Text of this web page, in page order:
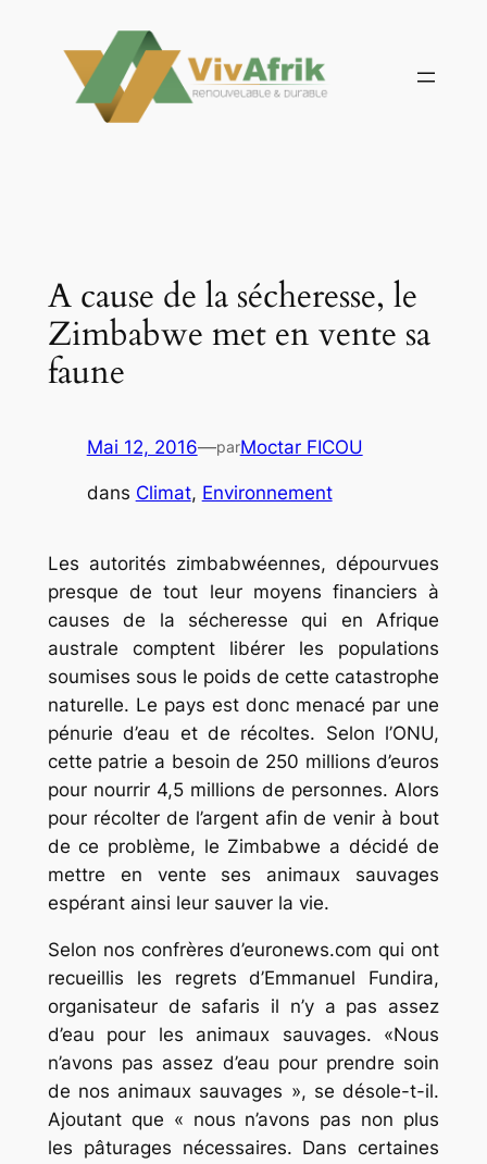
contenu
A cause de la sécheresse, le
Zimbabwe met en vente sa
faune
Mai 12, 2016—parMoctar FICOU
dans Climat, Environnement
Les autorités zimbabwéennes, dépourvues
presque de tout leur moyens financiers à
causes de la sécheresse qui en Afrique
australe comptent libérer les populations
soumises sous le poids de cette catastrophe
naturelle. Le pays est donc menacé par une
pénurie d’eau et de récoltes. Selon l’ONU,
cette patrie a besoin de 250 millions d’euros
pour nourrir 4,5 millions de personnes. Alors
pour récolter de l’argent afin de venir à bout
de ce problème, le Zimbabwe a décidé de
mettre en vente ses animaux sauvages
espérant ainsi leur sauver la vie.
Selon nos confrères d’euronews.com qui ont
recueillis les regrets d’Emmanuel Fundira,
organisateur de safaris il n’y a pas assez
d’eau pour les animaux sauvages. «Nous
n’avons pas assez d’eau pour prendre soin
de nos animaux sauvages », se désole-t-il.
Ajoutant que « nous n’avons pas non plus
les pâturages nécessaires. Dans certaines